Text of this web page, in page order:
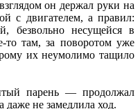
он держал руки на
с двигателем, а правил:
безвольно несущейся в
там, за поворотом уже
их неумолимо тащило
парень — продолжал
не замедлила ход.